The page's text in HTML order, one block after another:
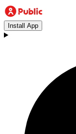
Install App